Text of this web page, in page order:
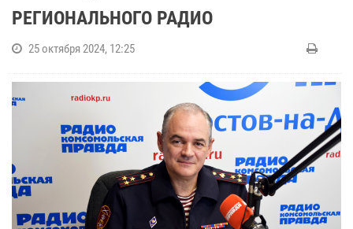
РЕГИОНАЛЬНОГО РАДИО
25 октября 2024, 12:25